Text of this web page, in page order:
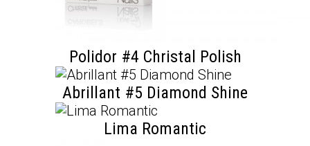
Polidor #4 Christal Polish
Abrillant #5 Diamond Shine
Lima Romantic